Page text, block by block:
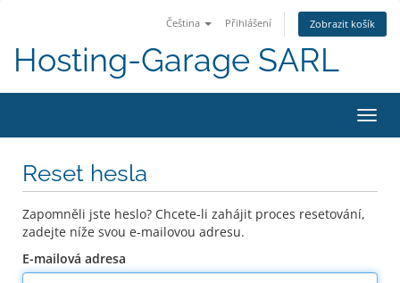
Čeština Přihlášení Zobrazit košík
Hosting-Garage SARL
Reset hesla
Zapomněli jste heslo? Chcete-li zahájit proces resetování,
zadejte níže svou e-mailovou adresu.
E-mailová adresa